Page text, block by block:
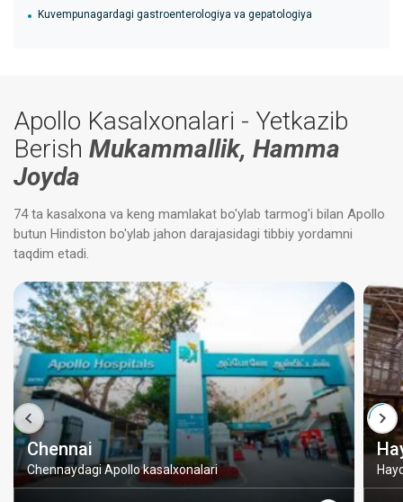
Kuvempunagardagi gastroenterologiya va gepatologiya
Apollo Kasalxonalari - Yetkazib
Berish Mukammallik, Hamma
Joyda
74 ta kasalxona va keng mamlakat bo'ylab tarmog'i bilan Apollo
butun Hindiston bo'ylab jahon darajasidagi tibbiy yordamni
taqdim etadi.
Chennai
Chennaydagi Apollo kasalxonalari